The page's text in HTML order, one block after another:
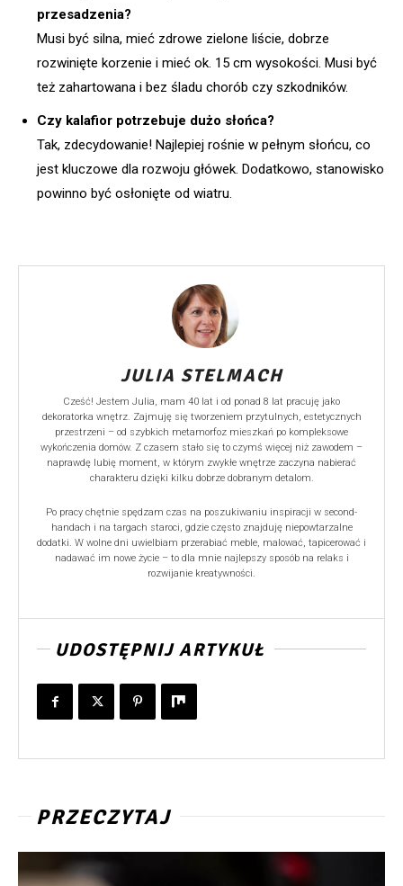
przesadzenia?
Musi być silna, mieć zdrowe zielone liście, dobrze
rozwinięte korzenie i mieć ok. 15 cm wysokości. Musi być
też zahartowana i bez śladu chorób czy szkodników.
Czy kalafior potrzebuje dużo słońca?
Tak, zdecydowanie! Najlepiej rośnie w pełnym słońcu, co
jest kluczowe dla rozwoju główek. Dodatkowo, stanowisko
powinno być osłonięte od wiatru.
JULIA STELMACH
Cześć! Jestem Julia, mam 40 lat i od ponad 8 lat pracuję jako
dekoratorka wnętrz. Zajmuję się tworzeniem przytulnych, estetycznych
przestrzeni – od szybkich metamorfoz mieszkań po kompleksowe
wykończenia domów. Z czasem stało się to czymś więcej niż zawodem –
naprawdę lubię moment, w którym zwykłe wnętrze zaczyna nabierać
charakteru dzięki kilku dobrze dobranym detalom.
Po pracy chętnie spędzam czas na poszukiwaniu inspiracji w second-
handach i na targach staroci, gdzie często znajduję niepowtarzalne
dodatki. W wolne dni uwielbiam przerabiać meble, malować, tapicerować i
nadawać im nowe życie – to dla mnie najlepszy sposób na relaks i
rozwijanie kreatywności.
UDOSTĘPNIJ ARTYKUŁ
PRZECZYTAJ